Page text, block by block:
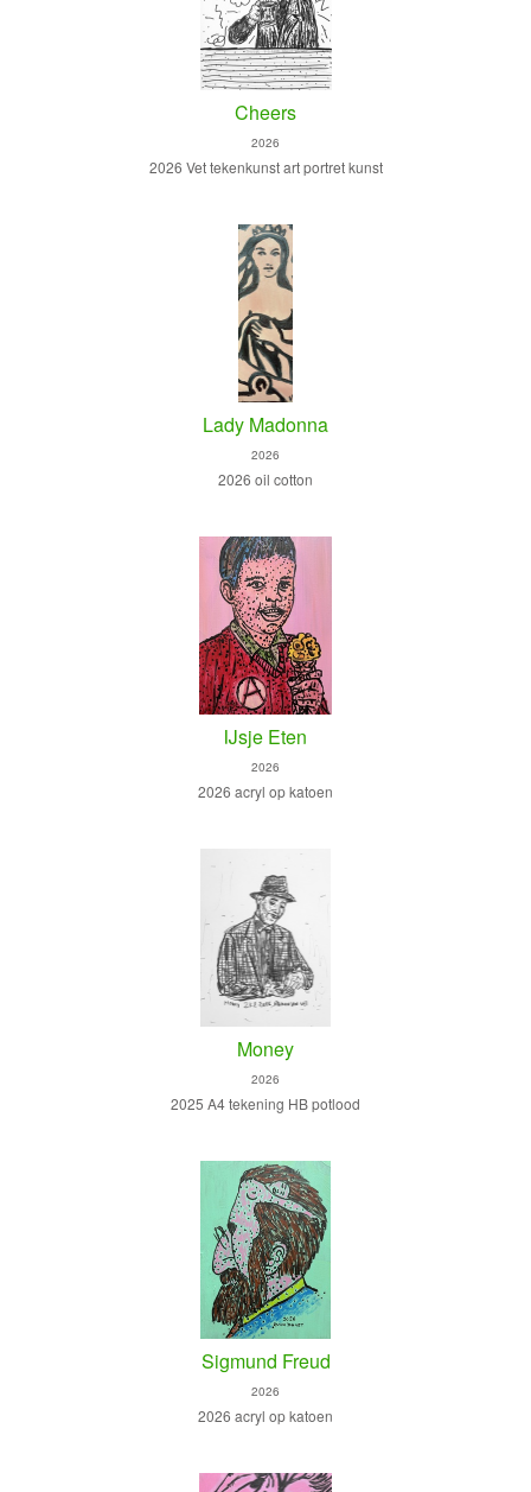
Cheers
2026
2026 Vet tekenkunst art portret kunst
Lady Madonna
2026
2026 oil cotton
IJsje Eten
2026
2026 acryl op katoen
Money
2026
2025 A4 tekening HB potlood
Sigmund Freud
2026
2026 acryl op katoen